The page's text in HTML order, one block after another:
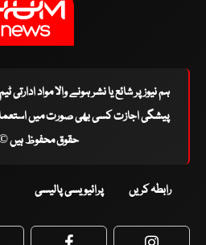
ہم نیوز پر شائع یا نشر ہونے والا مواد
پیشگی اجازت کسی بھی صورت میں
حقوق محفوظ ہیں ©
رابطہ کریں پرائیویسی پالیسی